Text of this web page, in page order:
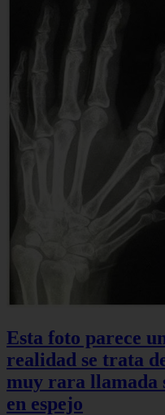
Esta foto parece
realidad se trata
muy rara llamada
en espejo